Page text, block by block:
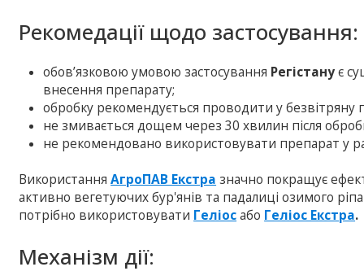
Рекомедації щодо застосування:
обов’язковою умовою застосування Регістанує
внесення препарату;
обробку рекомендується проводити у безвітряну
не змивається дощем через 30 хвилин після
не рекомендовано використовувати препарат у
ВикористанняАгроПАВ Екстра значно покращує
активно вегетуючих бур'янів та падалиці озимого
потрібно використовувати Геліосабо Геліос Екстра.
Механізм дії: